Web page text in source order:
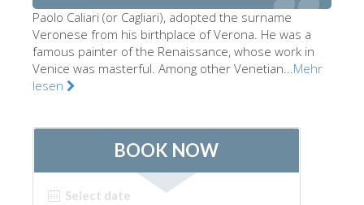
Galleria Accademia
Palatina Galerie
Museo Galileo
Paolo Caliari (or Cagliari), adopted the surname
Veronese from his birthplace of Verona. He was a
famous painter of the Renaissance, whose work in
Venice was masterful. Among other Venetian...Mehr
lesen